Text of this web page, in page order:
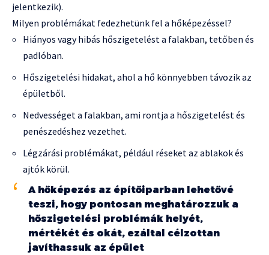
jelentkezik).
Milyen problémákat fedezhetünk fel a hőképezéssel?
Hiányos vagy hibás hőszigetelést a falakban, tetőben és
padlóban.
Hőszigetelési hidakat, ahol a hő könnyebben távozik az
épületből.
Nedvességet a falakban, ami rontja a hőszigetelést és
penészedéshez vezethet.
Légzárási problémákat, például réseket az ablakok és
ajtók körül.
A hőképezés az építőiparban lehetővé
teszi, hogy pontosan meghatározzuk a
hőszigetelési problémák helyét,
mértékét és okát, ezáltal célzottan
javíthassuk az épület